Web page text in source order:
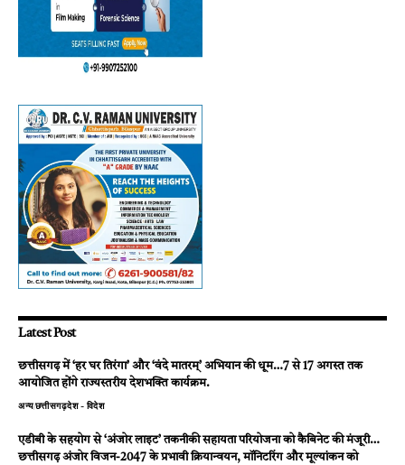
Latest Post
छत्तीसगढ़ में ‘हर घर तिरंगा’ और ‘वंदे मातरम्’ अभियान की धूम…7 से 17 अगस्त तक
आयोजित होंगे राज्यस्तरीय देशभक्ति कार्यक्रम.
अन्यछत्तीसगढ़देश - विदेश
एडीबी के सहयोग से ‘अंजोर लाइट’ तकनीकी सहायता परियोजना को कैबिनेट की मंजूरी…
छत्तीसगढ़ अंजोर विजन-2047 के प्रभावी क्रियान्वयन, मॉनिटरिंग और मूल्यांकन को